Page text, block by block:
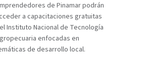
de Pinamar podrán
a capacitaciones gratuitas
Instituto Nacional de Tecnología
enfocadas en
de desarrollo local.